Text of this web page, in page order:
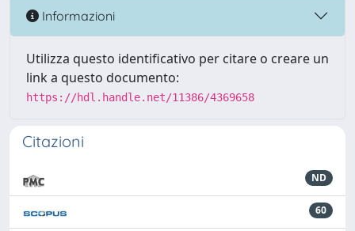
Informazioni
Utilizza questo identificativo per citare o creare un
link a questo documento:
https://hdl.handle.net/11386/4369658
Citazioni
ND
60